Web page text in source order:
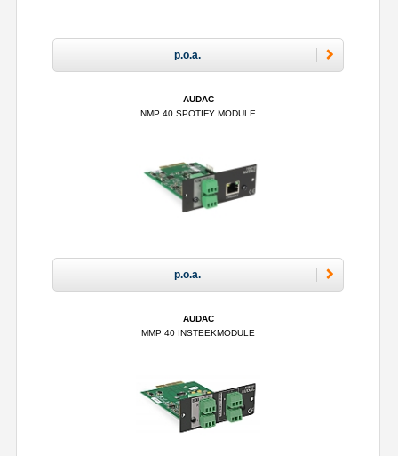
p.o.a.
AUDAC
NMP 40 SPOTIFY MODULE
p.o.a.
AUDAC
MMP 40 INSTEEKMODULE